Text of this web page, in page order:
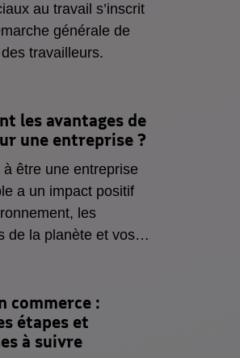
au travail s’inscrit
générale de
travailleurs.
les avantages de
une entreprise?
à être une entreprise
a un impact positif
les
de la planète et vos
économique de
de manière
: + 13 % en
commerce:
étapes et
à suivre